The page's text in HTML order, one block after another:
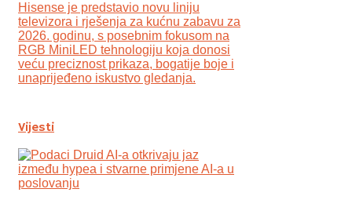
Hisense je predstavio novu liniju
televizora i rješenja za kućnu zabavu za
2026. godinu, s posebnim fokusom na
RGB MiniLED tehnologiju koja donosi
veću preciznost prikaza, bogatije boje i
unaprijeđeno iskustvo gledanja.
Vijesti